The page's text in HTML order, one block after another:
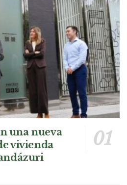
una nueva
vivienda